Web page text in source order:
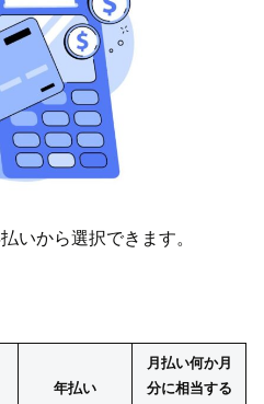
いから選択できます。
年払い
月払い何か月
分に相当する